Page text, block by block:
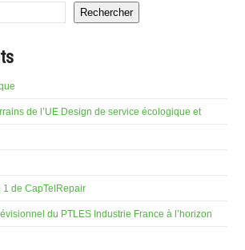
Rechercher
de l’UE Design de service écologique et
1 de CapTelRepair
du PTLES Industrie France à l’horizon